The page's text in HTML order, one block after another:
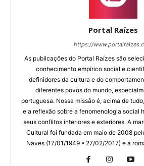
Portal Raízes
https://
As publicações do Portal Raízes são
conhecimento empírico social e
definidores da cultura e do
diferentes povos do mundo,
portuguesa. Nossa missão é, acima de
e a reflexão sobre a fenomenologia social
seus conflitos interiores e exteriores. A
Cultural foi fundada em maio de 2008
Naves (17/01/1949 * 27/02/2017) e a